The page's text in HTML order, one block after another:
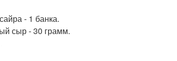
- 1 банка.
сыр - 30 грамм.